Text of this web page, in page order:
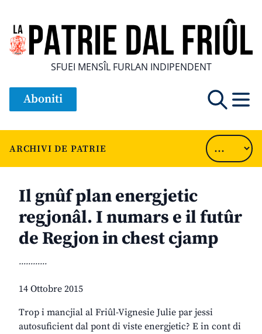
SFUEI MENSÎL FURLAN INDIPENDENT
Aboniti
ARCHIVI DE PATRIE
Il gnûf plan energjetic
regjonâl. I numars e il futûr
de Regjon in chest cjamp
............
14 Ottobre 2015
Trop i mancjial al Friûl-Vignesie Julie par jessi
autosuficient dal pont di viste energjetic? E in cont di